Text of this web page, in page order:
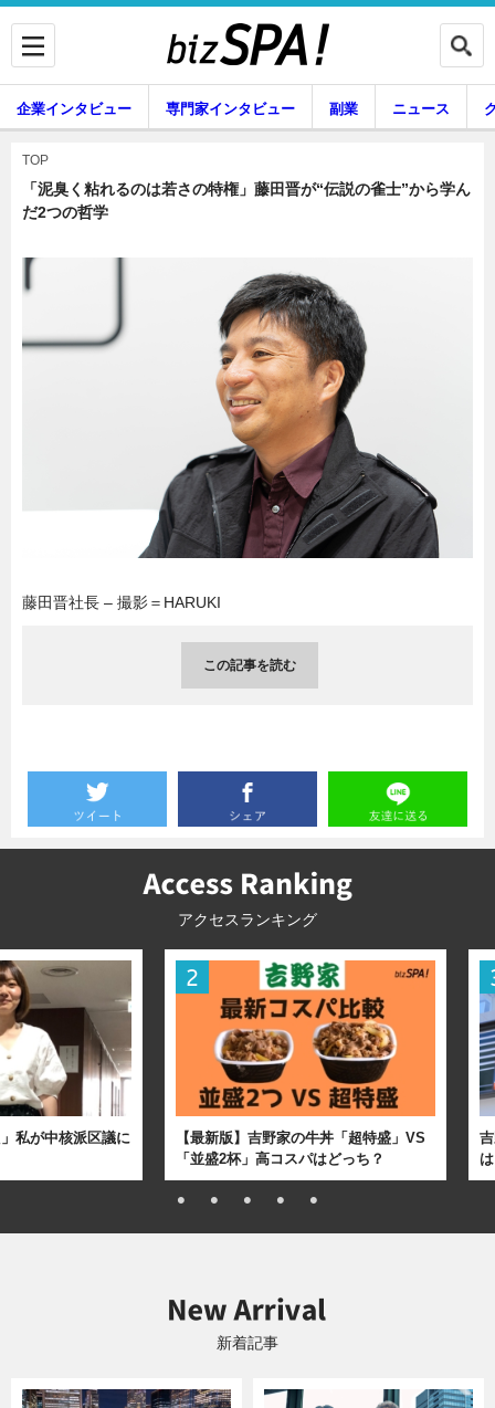
専門家インタビュー
ニュース
スキル
暮らし エンタメ
企業インタビュー 専門家インタビュー 副業 ニュース
暮らし
TOP
「泥臭く粘れるのは若さの特権」藤田晋が“伝説の雀士”から学ん
だ2つの哲学
藤田晋社長 – 撮影＝HARUKI
この記事を読む
アクセスランキング
私が中核派区議に
【最新版】吉野家の牛丼「超特盛」VS
「並盛2杯」高コスパはどっち？
新着記事